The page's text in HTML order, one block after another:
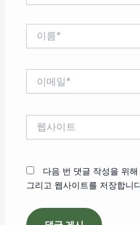
다음 번 댓글 작성을 위
그리고 웹사이트를 저장합니